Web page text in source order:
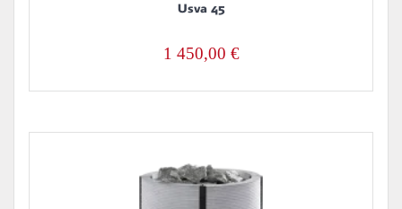
Usva 45
1 450,00 €